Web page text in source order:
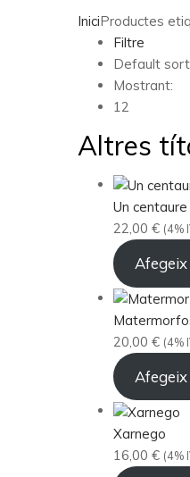
IniciProductes
Filtre
Default
Mostrant:
12
Altres
Un
22,00 € (4%
20,00 € (4%
Xarnego
16,00 € (4%